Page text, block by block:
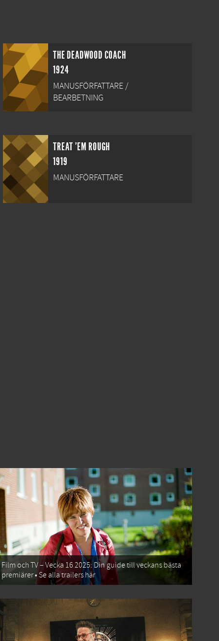
THE DEADWOOD COACH
1924
MANUSFÖRFATTARE /
BEARBETNING
TREAT 'EM ROUGH
1919
MANUSFÖRFATTARE
Film och TV – Vecka 16 2025: Din guide till veckans bästa
premiärer • Se alla trailers här